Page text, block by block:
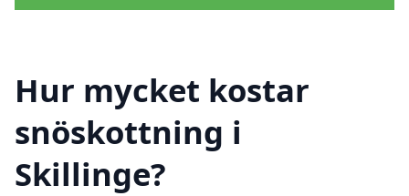
Hur mycket kostar
snöskottning i
Skillinge?